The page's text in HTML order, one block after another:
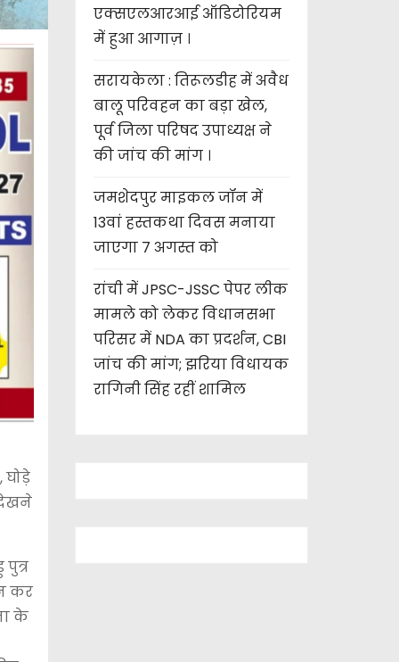
घोड़े
देखने
कर
के
एक्सएलआरआई ऑडिटोरियम
में हुआ आगाज़ ।
सरायकेला : तिरूलडीह में अवैध
बालू परिवहन का बड़ा खेल,
पूर्व जिला परिषद उपाध्यक्ष ने
की जांच की मांग ।
जमशेदपुर माइकल जॉन में
13वां हस्तकथा दिवस मनाया
जाएगा 7 अगस्त को
रांची में JPSC-JSSC पेपर लीक
मामले को लेकर विधानसभा
परिसर में NDA का प्रदर्शन, CBI
जांच की मांग; झरिया विधायक
रागिनी सिंह रहीं शामिल